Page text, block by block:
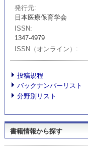
発行元
日本医療保育学会
ISSN
1347-4979
ISSN（オンライン）
投稿規程
バックナンバーリスト
分野別リスト
書籍情報から探す